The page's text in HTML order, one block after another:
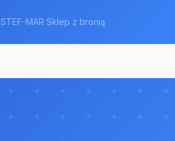
STEF-MAR Sklep z bronią